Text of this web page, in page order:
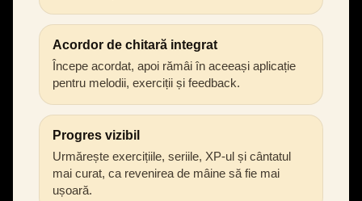
Acordor de chitară integrat
Începe acordat, apoi rămâi în aceeași aplicație
pentru melodii, exerciții și feedback.
Progres vizibil
Urmărește exercițiile, seriile, XP-ul și cântatul
mai curat, ca revenirea de mâine să fie mai
ușoară.